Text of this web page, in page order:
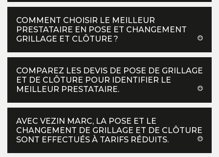
COMMENT CHOISIR LE MEILLEUR
PRESTATAIRE EN POSE ET CHANGEMENT
GRILLAGE ET CLÔTURE ?
COMPAREZ LES DEVIS DE POSE DE GRILLAGE
ET DE CLÔTURE POUR IDENTIFIER LE
MEILLEUR PRESTATAIRE.
AVEC VEZIN MARC, LA POSE ET LE
CHANGEMENT DE GRILLAGE ET DE CLÔTURE
SONT EFFECTUÉS À TARIFS RÉDUITS.